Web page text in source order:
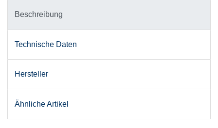
Beschreibung
Technische Daten
Hersteller
Ähnliche Artikel